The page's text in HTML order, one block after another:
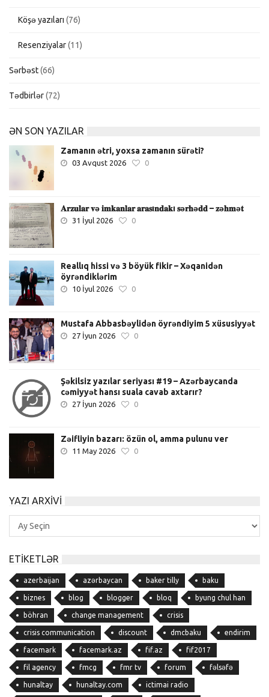
Köşə yazıları (76)
Resenziyalar(11)
Sərbəst(66)
Tədbirlər(72)
ƏN SON YAZILAR
Zamanın ətri, yoxsa zamanın sürəti?
03 Avqust 2026 0
𝐀𝐫𝐳𝐮𝐥𝐚𝐫 𝐯ə 𝐢𝐦𝐤𝐚𝐧𝐥𝐚𝐫 𝐚𝐫𝐚𝐬ı𝐧𝐝𝐚𝐤ı 𝐬ə𝐫𝐡ə𝐝𝐝 – 𝐳ə𝐡𝐦ə𝐭
31 İyul 2026 0
Reallıq hissi və 3 böyük fikir – Xəqanidən
öyrəndiklərim
10 İyul 2026 0
Mustafa Abbasbəylidən öyrəndiyim 5 xüsusiyyət
27 İyun 2026 0
Şəkilsiz yazılar seriyası #19 – Azərbaycanda
cəmiyyət hansı suala cavab axtarır?
27 İyun 2026 0
Zəifliyin bazarı: özün ol, amma pulunu ver
11 May 2026 0
YAZI ARXIVI
Yazı
Arxivi
ETIKETLƏR
azerbaijan azərbaycan baker tilly baku
biznes blog blogger bloq byung chul han
böhran change management crisis
crisis communication discount dmcbaku endirim
facemark facemark.az fif.az fif2017
fil agency fmcg fmr tv forum fəlsəfə
hunaltay hunaltay.com ictimai radio